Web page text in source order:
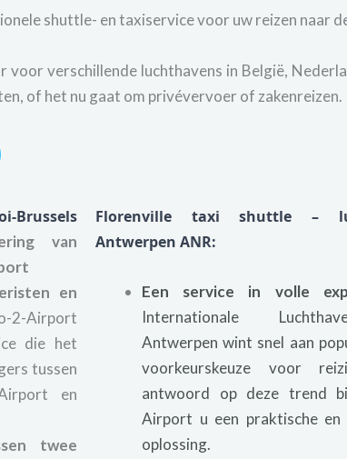
shuttle- en taxiservice voor uw reizen naar
voor verschillende luchthavens in België,
of het nu gaat om privévervoer of zakenreizen.
Brussels
van
en
2-Airport
die het
tussen
en
twee
Florenville taxi shuttle –
Antwerpen ANR:
Een service in volle
Internationale
Antwerpen wint snel aan
voorkeurskeuze voor
antwoord op deze trend
Airport u een praktische en
oplossing.